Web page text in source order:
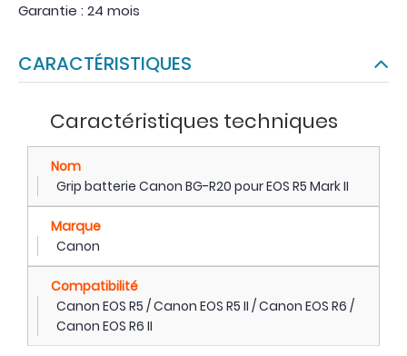
Garantie : 24 mois
CARACTÉRISTIQUES
Caractéristiques techniques
Nom
Grip batterie Canon BG-R20 pour EOS R5 Mark II
Marque
Canon
Compatibilité
Canon EOS R5 / Canon EOS R5 II / Canon EOS R6 /
Canon EOS R6 II